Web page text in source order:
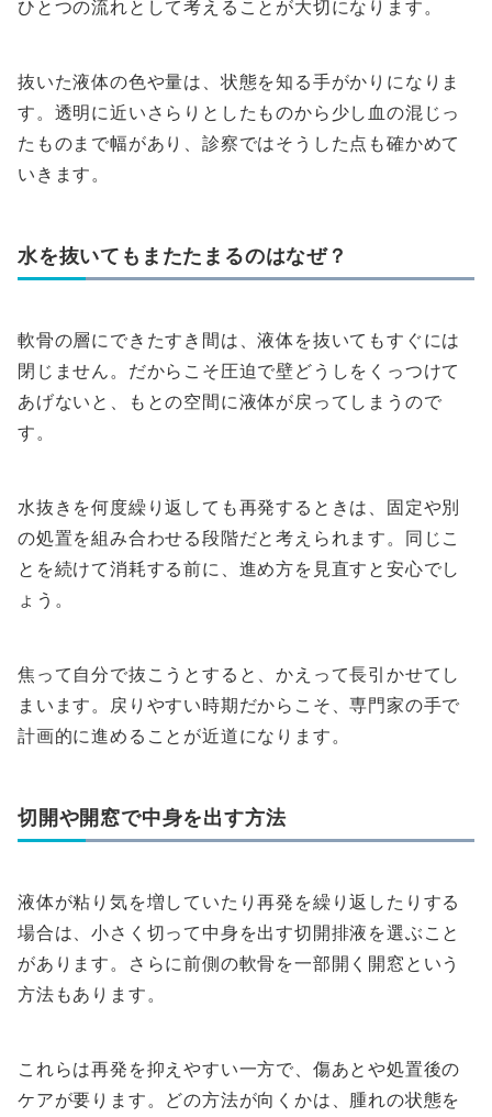
ひとつの流れとして考えることが大切になります。
抜いた液体の色や量は、状態を知る手がかりになりま
す。透明に近いさらりとしたものから少し血の混じっ
たものまで幅があり、診察ではそうした点も確かめて
いきます。
水を抜いてもまたたまるのはなぜ？
軟骨の層にできたすき間は、液体を抜いてもすぐには
閉じません。だからこそ圧迫で壁どうしをくっつけて
あげないと、もとの空間に液体が戻ってしまうので
す。
水抜きを何度繰り返しても再発するときは、固定や別
の処置を組み合わせる段階だと考えられます。同じこ
とを続けて消耗する前に、進め方を見直すと安心でし
ょう。
焦って自分で抜こうとすると、かえって長引かせてし
まいます。戻りやすい時期だからこそ、専門家の手で
計画的に進めることが近道になります。
切開や開窓で中身を出す方法
液体が粘り気を増していたり再発を繰り返したりする
場合は、小さく切って中身を出す切開排液を選ぶこと
があります。さらに前側の軟骨を一部開く開窓という
方法もあります。
これらは再発を抑えやすい一方で、傷あとや処置後の
ケアが要ります。どの方法が向くかは、腫れの状態を